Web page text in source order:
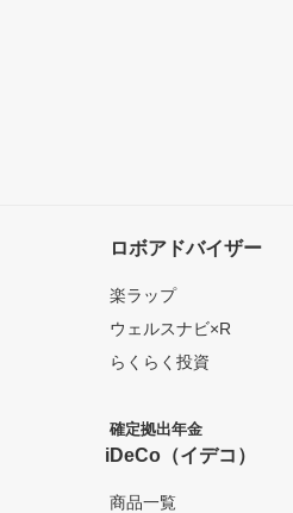
ロボアドバイザー
楽ラップ
ウェルスナビ×R
らくらく投資
確定拠出年金
iDeCo（イデコ）
商品一覧